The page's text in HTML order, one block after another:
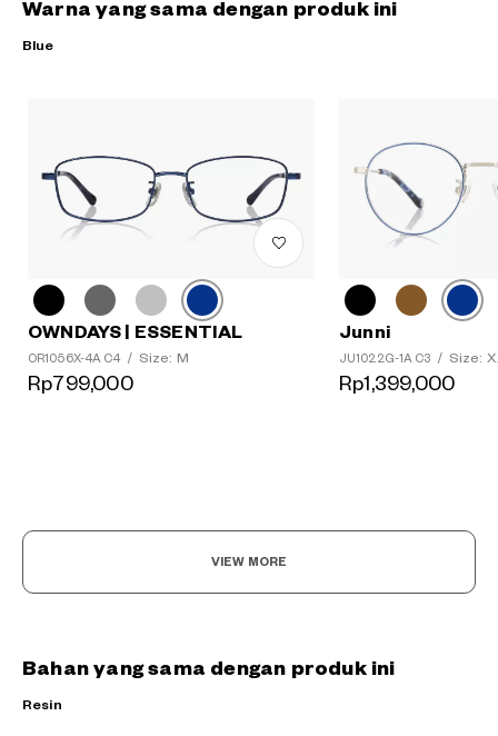
Warna yang sama dengan produk ini
Blue
OWNDAYS | ESSENTIAL
OR1056X-4A C4 / Size: M
Rp799,000
Junni
JU1022G-1A C3 / Size:
Rp1,399,000
VIEW MORE
Bahan yang sama dengan produk ini
Resin